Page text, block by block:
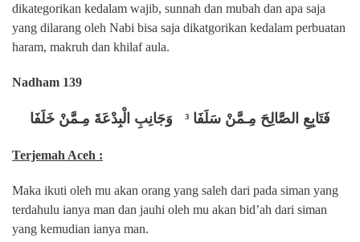
dikategorikan kedalam wajib, sunnah dan mubah dan apa saja
yang dilarang oleh Nabi bisa saja dikatgorikan kedalam perbuatan
haram, makruh dan khilaf aula.
Nadham 139
فَتَابِعِ الصَّالِحَ مِـمَّنْ سَلَفَا ³ وَجَانِبِ الْبِدْعَةَ مِـمَّنْ خَلَفَا
Terjemah Aceh :
Maka ikuti oleh mu akan orang yang saleh dari pada siman yang
terdahulu ianya man dan jauhi oleh mu akan bid’ah dari siman
yang kemudian ianya man.